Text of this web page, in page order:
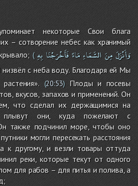
некоторые Свои блага
– сотворение небес как хранимый
( وَأَنْزَلَ مِنَ السَّمَاءِ مَاءًفَأَخْرَجْنَا بِهِ
с неба воду. Благодаря ей Мы
(20:53)Плоды и посевы
вкусов, запахов и применений. Он
что сделал их держащимися на
плывут они, куда пожелают с
также подчинил море, чтобы оно
могли пересекать расстояния
к другому, и везли товары оттуда
реки, которые текут от одного
для рабов – для питья и полива, а